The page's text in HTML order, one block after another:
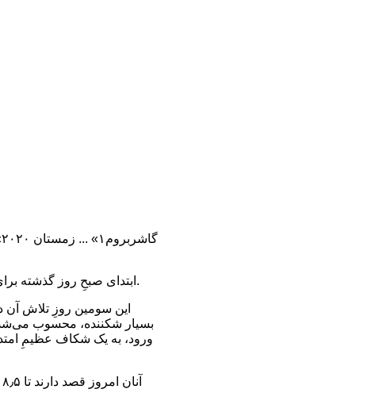
«گاشربروم۱» ... زمستان ۲۰۲۰
ابتدای صبحِ روز گذشته برای «تامارا لونگر» و «سیمون مورو» آفتابی، بسیار سرد با درجه حرارت ۳۱- درجه سانتی‌گراد بود.